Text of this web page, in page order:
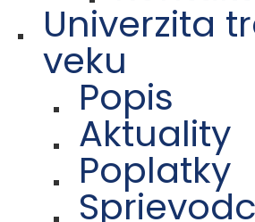
Univerzita
veku
Popis
Aktuality
Poplatky